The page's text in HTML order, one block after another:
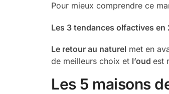
Pour mieux comprendre ce
Les 3 tendances olfactives en
Le retour au naturel met en
de meilleurs choix et l’oud est
Les 5 maisons